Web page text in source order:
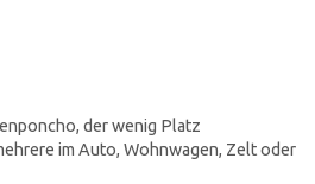
der wenig Platz
im Auto, Wohnwagen, Zelt oder